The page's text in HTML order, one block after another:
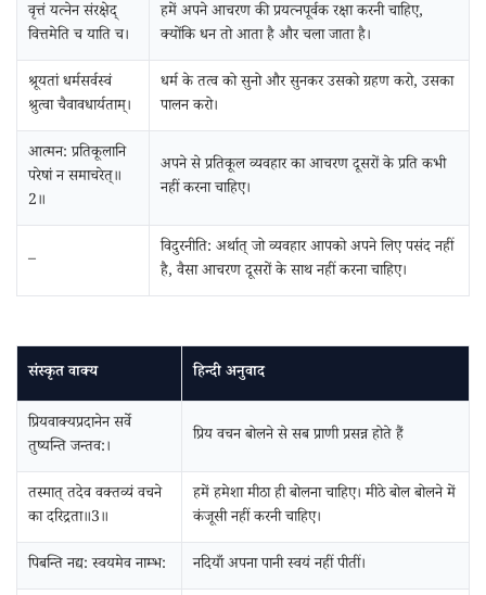
वृत्तं यत्नेन संरक्षेद्‌
वित्तमेति च याति च।
हमें अपने आचरण की प्रयत्नपूर्वक रक्षा करनी चाहिए,
क्योंकि धन तो आता है और चला जाता है।
श्रूयतां धर्मसर्वस्वं
श्रुत्वा चैवावधार्यताम्‌।
धर्म के तत्व को सुनो और सुनकर उसको ग्रहण करो, उसका
पालन करो।
आत्मन: प्रतिकूलानि
परेषां न समाचरेत्‌॥
2॥
अपने से प्रतिकूल व्यवहार का आचरण दूसरों के प्रति कभी
नहीं करना चाहिए।
–
विदुरनीति: अर्थात् जो व्यवहार आपको अपने लिए पसंद नहीं
है, वैसा आचरण दूसरों के साथ नहीं करना चाहिए।
संस्कृत वाक्य हिन्दी अनुवाद
प्रियवाक्यप्रदानेन सर्वे
तुष्यन्ति जन्तव:।
प्रिय वचन बोलने से सब प्राणी प्रसन्न होते हैं
तस्मात्‌ तदेव वक्तव्यं वचने
का दरिद्रता॥3॥
हमें हमेशा मीठा ही बोलना चाहिए। मीठे बोल बोलने में
कंजूसी नहीं करनी चाहिए।
पिबन्ति नद्य: स्वयमेव नाम्भ:
नदियाँ अपना पानी स्वयं नहीं पीतीं।